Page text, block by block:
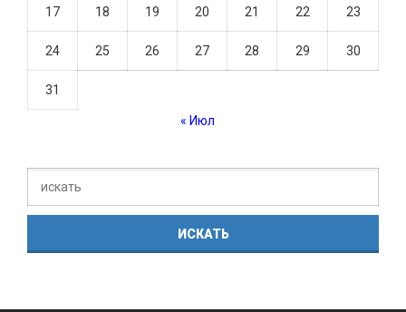
17 18 19 20 21 22 23
24 25 26 27 28 29 30
31
« Июл